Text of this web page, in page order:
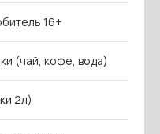
16+
(чай, кофе, вода)
2л)